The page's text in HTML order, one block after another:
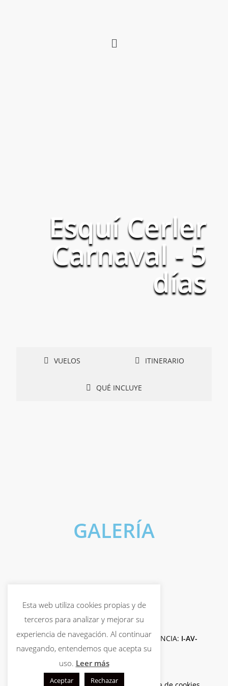
Esquí Cerler
Carnaval - 5
días
VUELOS ITINERARIO
QUÉ INCLUYE
GALERÍA
raquetas
© 2019-2026 CESETUR CANARIAS S.L.U.LICENCIA: I-AV-
0004817.1{Cb =S.R.}
Esta web utiliza cookies propias y de
terceros para analizar y mejorar su
experiencia de navegación. Al continuar
navegando, entendemos que acepta su
uso. Leer más
Aceptar Rechazar